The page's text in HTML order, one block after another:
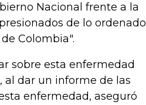
Nacional frente a la
de lo ordenado
Colombia".
sobre esta enfermedad
al dar un informe de las
enfermedad, aseguró